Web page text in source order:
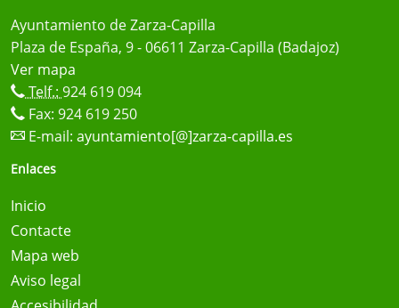
Ayuntamiento de Zarza-Capilla
Plaza de España, 9 - 06611 Zarza-Capilla (Badajoz)
Ver mapa
Telf.: 924 619 094
Fax: 924 619 250
E-mail: ayuntamiento[@]zarza-capilla.es
Enlaces
Inicio
Contacte
Mapa web
Aviso legal